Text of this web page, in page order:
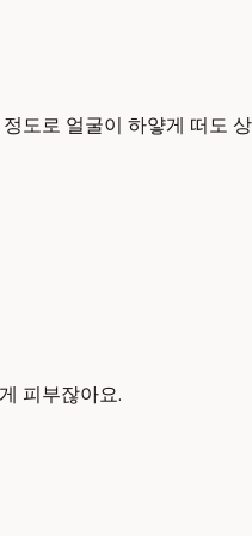
도로 얼굴이 하얗게 떠도
피부잖아요.